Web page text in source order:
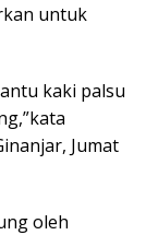
untuk
kaki palsu
Jumat
oleh